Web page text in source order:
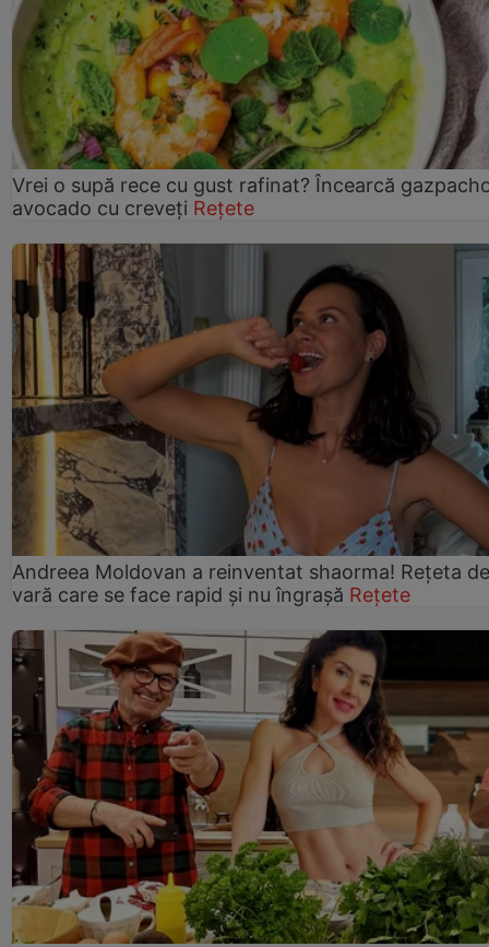
Vrei o supă rece cu gust rafinat? Încearcă
avocado cu creveți Rețete
Andreea Moldovan a reinventat shaorma! Rețeta de
vară care se face rapid și nu îngrașă Rețete